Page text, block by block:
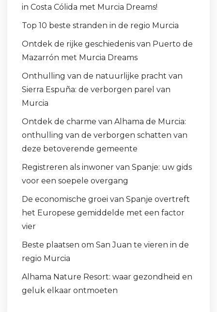
in Costa Cólida met Murcia Dreams!
Top 10 beste stranden in de regio Murcia
Ontdek de rijke geschiedenis van Puerto de
Mazarrón met Murcia Dreams
Onthulling van de natuurlijke pracht van
Sierra Espuña: de verborgen parel van
Murcia
Ontdek de charme van Alhama de Murcia:
onthulling van de verborgen schatten van
deze betoverende gemeente
Registreren als inwoner van Spanje: uw gids
voor een soepele overgang
De economische groei van Spanje overtreft
het Europese gemiddelde met een factor
vier
Beste plaatsen om San Juan te vieren in de
regio Murcia
Alhama Nature Resort: waar gezondheid en
geluk elkaar ontmoeten